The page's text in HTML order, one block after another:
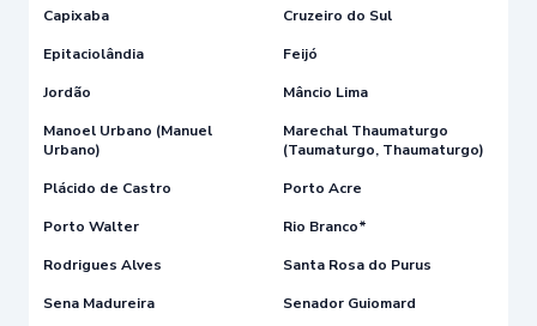
Capixaba
Cruzeiro do Sul
Epitaciolândia
Feijó
Jordão
Mâncio Lima
Manoel Urbano (Manuel
Urbano)
Marechal Thaumaturgo
(Taumaturgo, Thaumaturgo)
Plácido de Castro
Porto Acre
Porto Walter
Rio Branco*
Rodrigues Alves
Santa Rosa do Purus
Sena Madureira
Senador Guiomard